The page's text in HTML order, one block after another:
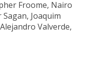
Froome, Nairo
Joaquim
Valverde,